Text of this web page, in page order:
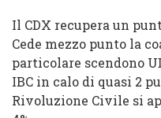
Il CDX recupera un
Cede mezzo punto la
particolare scendono
IBC in calo di quasi 2
Rivoluzione Civile si